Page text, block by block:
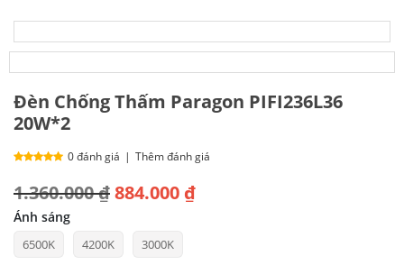
Đèn Chống Thấm Paragon PIFI236L36
20W*2
0 đánh giá | Thêm đánh giá
1.360.000₫
Giá
gốc
là:
884.000 ₫
Giá
hiện
tại
Ánh sáng
6500K 4200K 3000K